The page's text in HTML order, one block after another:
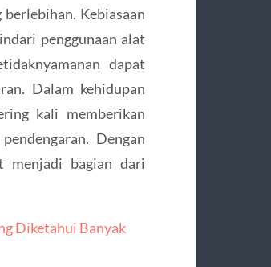
Kebiasaan
penggunaan alat
dapat
Dalam kehidupan
kali memberikan
Dengan
menjadi bagian dari
Diketahui Banyak